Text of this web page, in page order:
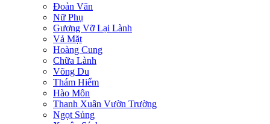
Đoản Văn
Nữ Phụ
Gương Vỡ Lại Lành
Vả Mặt
Hoàng Cung
Chữa Lành
Võng Du
Thám Hiểm
Hào Môn
Thanh Xuân Vườn Trường
Ngọt Sủng